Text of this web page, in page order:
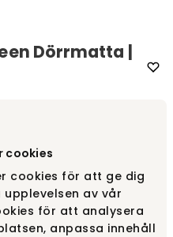
cookies
cookies för att ge dig
av vår
för att analysera
anpassa innehåll
Dörrmatta |
cm